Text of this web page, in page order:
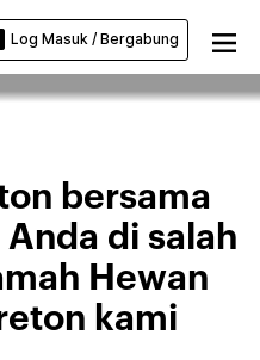
Log Masuk / Bergabung
Piaraan
bersama
di salah
Hewan
kami